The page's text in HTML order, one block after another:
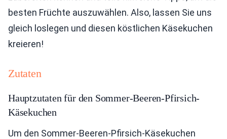
besten Früchte auszuwählen. Also, lassen Sie uns
gleich loslegen und diesen köstlichen Käsekuchen
kreieren!
Zutaten
Hauptzutaten für den Sommer-Beeren-Pfirsich-
Käsekuchen
Um den Sommer-Beeren-Pfirsich-Käsekuchen